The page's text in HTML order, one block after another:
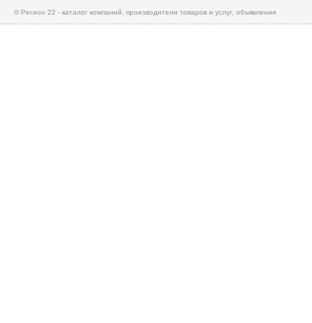
© Регион 22 - каталог компаний, производители товаров и услуг, объявления